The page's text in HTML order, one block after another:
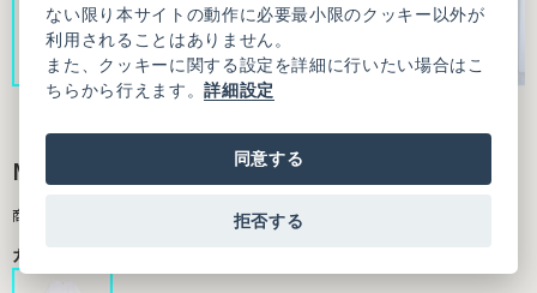
MOONY DRESS
商品番号：9501OP005261F01
カラー
ない限り本サイトの動作に必要最小限のクッキー以外が
利用されることはありません。
また、クッキーに関する設定を詳細に行いたい場合はこ
ちらから行えます。詳細設定
同意する
拒否する